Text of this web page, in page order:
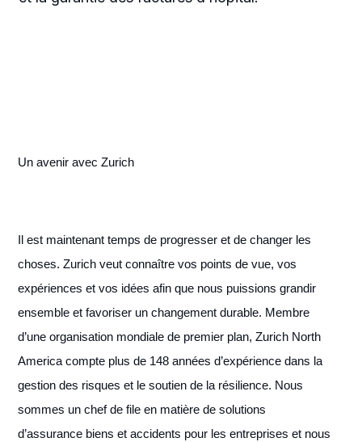
Un avenir avec Zurich
Il est maintenant temps de progresser et de changer les
choses. Zurich veut connaître vos points de vue, vos
expériences et vos idées afin que nous puissions grandir
ensemble et favoriser un changement durable. Membre
d’une organisation mondiale de premier plan, Zurich North
America compte plus de 148 années d’expérience dans la
gestion des risques et le soutien de la résilience. Nous
sommes un chef de file en matière de solutions
d’assurance biens et accidents pour les entreprises et nous